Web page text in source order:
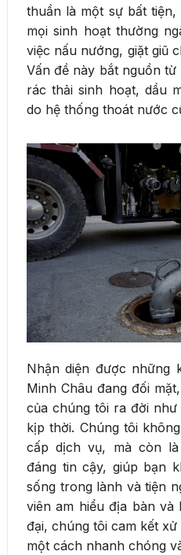
thuần là một sự bất
mọi sinh hoạt thường
việc nấu nướng, giặt giũ
Vấn đề này bắt nguồn
rác thải sinh hoạt, dầu
do hệ thống thoát nước
Nhận diện được những
Minh Châu đang đối
của chúng tôi ra đời
kịp thời. Chúng tôi
cấp dịch vụ, mà còn
đáng tin cậy, giúp bạn
sống trong lành và tiện
viên am hiểu địa bàn và
đại, chúng tôi cam kết
một cách nhanh chóng